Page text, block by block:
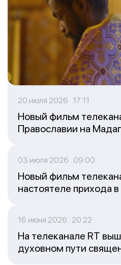
20 июля 2026 17:11
Новый фильм
Православии на
03 июля 2026 09:00
Новый фильм
настоятеле прихода
16 июня 2026 20:22
На телеканале RT
духовном пути